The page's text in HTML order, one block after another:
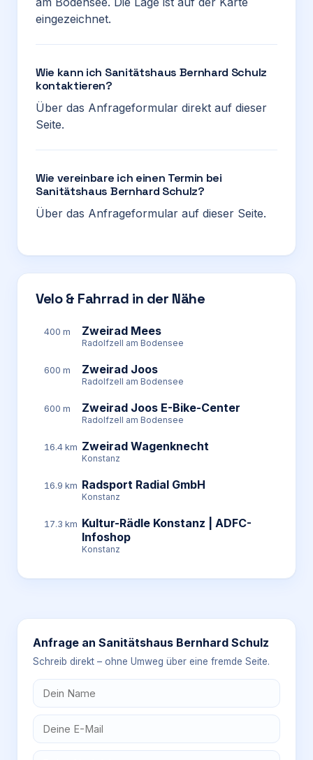
eingezeichnet.
Wie kann ich Sanitätshaus Bernhard Schulz
kontaktieren?
Über das Anfrageformular direkt auf dieser
Seite.
Wie vereinbare ich einen Termin bei
Sanitätshaus Bernhard Schulz?
Über das Anfrageformular auf dieser Seite.
Velo & Fahrrad in der Nähe
400 m Zweirad Mees
Radolfzell am Bodensee
600 m Zweirad Joos
Radolfzell am Bodensee
600 m Zweirad Joos E-Bike-Center
Radolfzell am Bodensee
16.4 km Zweirad Wagenknecht
Konstanz
16.9 km Radsport Radial GmbH
Konstanz
17.3 km Kultur-Rädle Konstanz | ADFC-
Infoshop
Konstanz
Anfrage an Sanitätshaus Bernhard Schulz
Schreib direkt – ohne Umweg über eine fremde Seite.